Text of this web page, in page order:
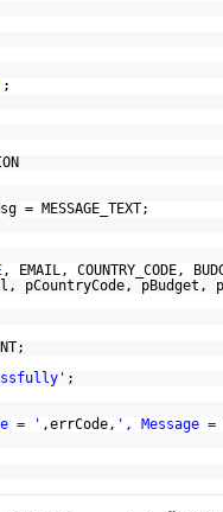
;
= MESSAGE_TEXT;
, EMAIL, COUNTRY_CODE,
pCountryCode, pBudget,
;
= ' ,errCode, ', Message